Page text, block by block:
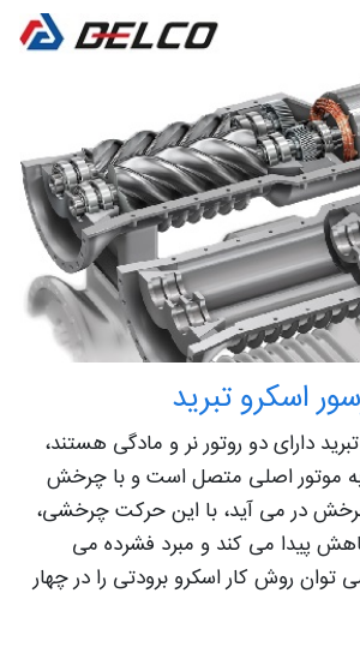
اسکرو تبرید
دارای دو روتور نر و مادگی هستند،
به موتور اصلی متصل است و با چرخش
چرخش در می آید، با این حرکت چرخشی،
پیدا می کند و مبرد فشرده می
توان روش کار اسکرو برودتی را در چهار